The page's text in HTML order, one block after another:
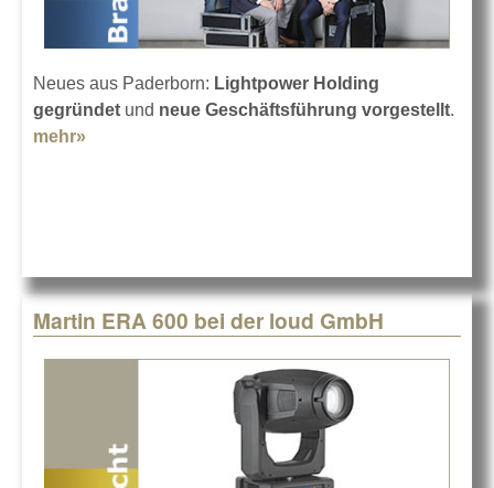
Neues aus Paderborn: Lightpower Holding
gegründet und neue Geschäftsführung vorgestellt.
mehr»
Martin ERA 600 bei der loud GmbH